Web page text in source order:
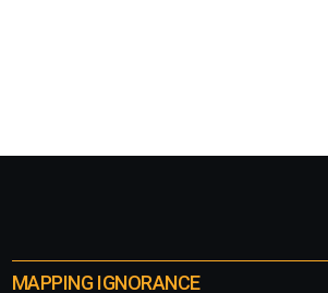
MAPPING IGNORANCE